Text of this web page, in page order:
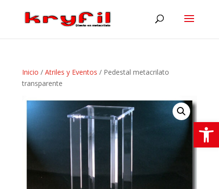
Inicio / Atriles y Eventos / Pedestal metacrilato
transparente